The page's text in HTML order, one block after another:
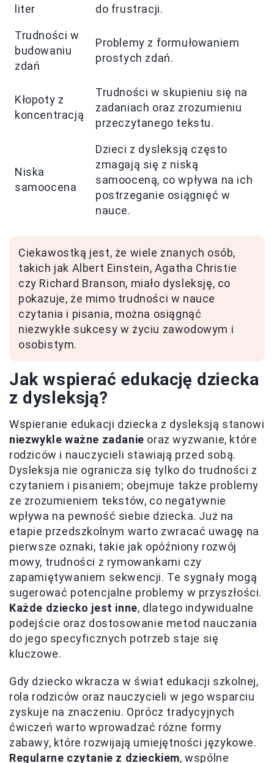
liter do frustracji.
Trudności w
budowaniu
zdań
Problemy z formułowaniem
prostych zdań.
Kłopoty z
koncentracją
Trudności w skupieniu się na
zadaniach oraz zrozumieniu
przeczytanego tekstu.
Niska
samoocena
Dzieci z dysleksją często
zmagają się z niską
samooceną, co wpływa na ich
postrzeganie osiągnięć w
nauce.
Ciekawostką jest, że wiele znanych osób,
takich jak Albert Einstein, Agatha Christie
czy Richard Branson, miało dysleksję, co
pokazuje, że mimo trudności w nauce
czytania i pisania, można osiągnąć
niezwykłe sukcesy w życiu zawodowym i
osobistym.
Jak wspierać edukację dziecka
z dysleksją?
Wspieranie edukacji dziecka z dysleksją stanowi
niezwykle ważne zadanie oraz wyzwanie, które
rodziców i nauczycieli stawiają przed sobą.
Dysleksja nie ogranicza się tylko do trudności z
czytaniem i pisaniem; obejmuje także problemy
ze zrozumieniem tekstów, co negatywnie
wpływa na pewność siebie dziecka. Już na
etapie przedszkolnym warto zwracać uwagę na
pierwsze oznaki, takie jak opóźniony rozwój
mowy, trudności z rymowankami czy
zapamiętywaniem sekwencji. Te sygnały mogą
sugerować potencjalne problemy w przyszłości.
Każde dziecko jest inne, dlatego indywidualne
podejście oraz dostosowanie metod nauczania
do jego specyficznych potrzeb staje się
kluczowe.
Gdy dziecko wkracza w świat edukacji szkolnej,
rola rodziców oraz nauczycieli w jego wsparciu
zyskuje na znaczeniu. Oprócz tradycyjnych
ćwiczeń warto wprowadzać różne formy
zabawy, które rozwijają umiejętności językowe.
Regularne czytanie z dzieckiem, wspólne